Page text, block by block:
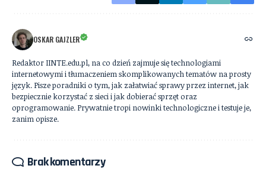
OSKAR GAJZLER
Redaktor IINTE.edu.pl, na co dzień zajmuje się technologiami
internetowymi i tłumaczeniem skomplikowanych tematów na prosty
język. Pisze poradniki o tym, jak załatwiać sprawy przez internet, jak
bezpiecznie korzystać z sieci i jak dobierać sprzęt oraz
oprogramowanie. Prywatnie tropi nowinki technologiczne i testuje je,
zanim opisze.
Brak komentarzy